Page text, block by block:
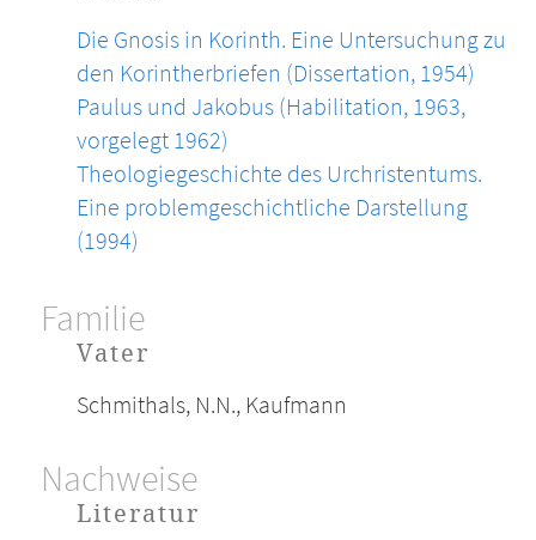
Die Gnosis in Korinth. Eine Untersuchung zu
den Korintherbriefen (Dissertation, 1954)
Paulus und Jakobus (Habilitation, 1963,
vorgelegt 1962)
Theologiegeschichte des Urchristentums.
Eine problemgeschichtliche Darstellung
(1994)
Familie
Vater
Schmithals, N.N., Kaufmann
Nachweise
Literatur